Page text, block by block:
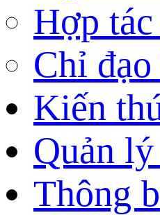
Hợp
Chỉ
Kiến
Quản
Thông